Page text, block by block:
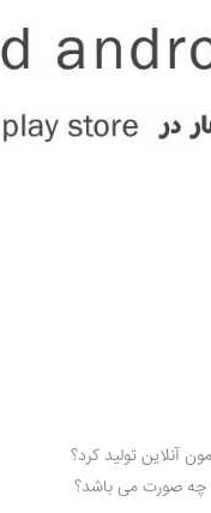
آنلاین تولید کرد؟
چه صورت می باشد؟